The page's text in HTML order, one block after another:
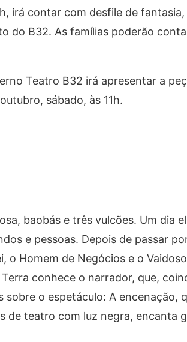
irá contar com desfile de
do B32. As famílias poderão
Teatro B32 irá apresentar a
sábado, às 11h.
baobás e três vulcões. Um dia
e pessoas. Depois de passar
o Homem de Negócios e o
conhece o narrador, que,
o espetáculo: A encenação,
de teatro com luz negra, encanta